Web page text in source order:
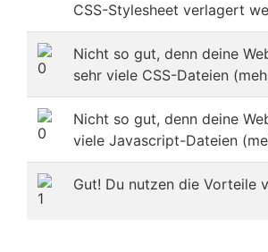
CSS-Stylesheet verlagert
Nicht so gut, denn deine
sehr viele CSS-Dateien
Nicht so gut, denn deine
viele Javascript-Dateien
Gut! Du nutzen die Vorteile